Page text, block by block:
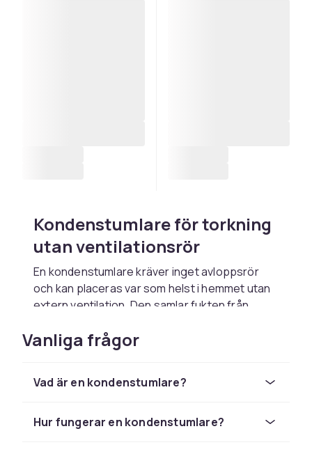
Kondenstumlare för torkning
utan ventilationsrör
En kondenstumlare kräver inget avloppsrör
och kan placeras var som helst i hemmet utan
extern ventilation. Den samlar fukten från
leds bort via en slang till avloppet.
varmlufttumlare
Kondenstumlare är mer energieffektiva än
klassiska varmluftmodeller som blåser ut varm
Vanliga frågor
Vad är en kondenstumlare?
Hur fungerar en kondenstumlare?